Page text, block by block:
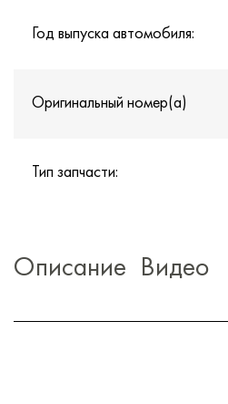
Год выпуска автомобиля:
Оригинальный номер(а)
Тип запчасти:
Описание Видео